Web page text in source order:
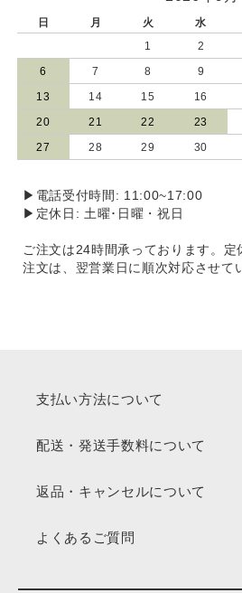
日 月 火 水
1
2
6 7 8 9
13 14 15 16
20 21 22 23
27 28 29 30
▶電話受付時間: 11:00~17:00
▶定休日: 土曜･日曜・祝日
ご注文は24時間承っております。定
注文は、翌営業日に順次対応させて
支払い方法について
配送・発送手数料について
返品・キャンセルについて
よくあるご質問